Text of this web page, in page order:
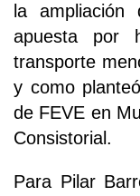
la
apuesta por
transporte
y como
de FEVE en
Consistorial.
Para Pilar